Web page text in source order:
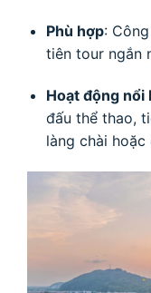
Phù hợp:
tiên tour ngắn
Hoạt động nổi
đấu thể thao,
làng chài hoặc